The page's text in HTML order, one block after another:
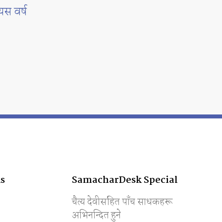
वर्ष
SamacharDesk Special
चैत्य देवीसहित पाँच साधकहरू
अभिनन्दित हुने